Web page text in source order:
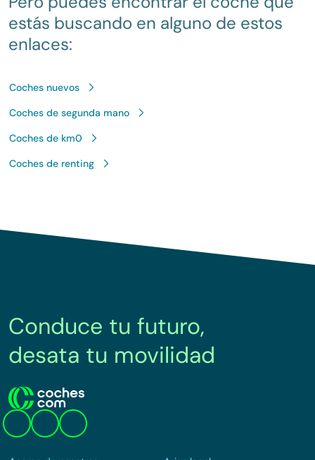
estás buscando en alguno de estos
enlaces:
Coches nuevos
Coches de segunda mano
Coches de km0
Coches de renting
Conduce tu futuro,
desata tu movilidad